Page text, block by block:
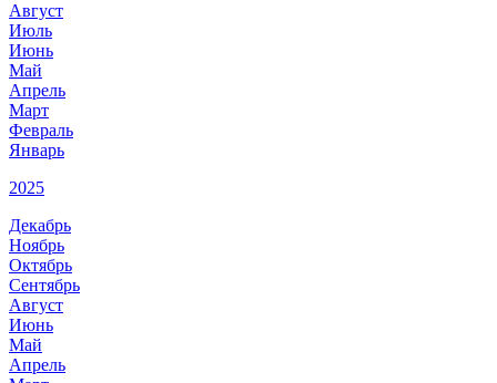
Август
Июль
Июнь
Май
Апрель
Март
Февраль
Январь
2025
Декабрь
Ноябрь
Октябрь
Сентябрь
Август
Июнь
Май
Апрель